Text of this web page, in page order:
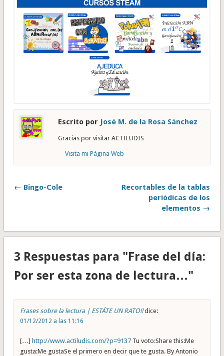
Escrito por José M. de la Rosa Sánchez
Gracias por visitar ACTILUDIS
Visita mi Página Web
← Bingo-Cole
Recortables de la tablas
periódicas de los
elementos →
3 Respuestas para "Frase del día:
Por ser esta zona de lectura…"
Frases sobre la lectura | ESTÁTE UN RATO!! dice:
01/12/2012 a las 11:16
[…] http://www.actiludis.com/?p=9137Tu voto:Share this:Me
gusta:Me gustaSe el primero en decir que te gusta. By Antonio